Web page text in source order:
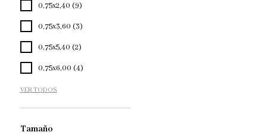
0,75x2,40 (9)
0,75x3,60 (3)
0,75x5,40 (2)
0,75x6,00 (4)
VER TODOS
Tamaño